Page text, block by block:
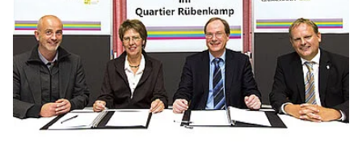
sind öffentlich gefördert. Mit einer
Gesamtinvestition von rund neun Millionen Euro
ist dies zurzeit die größte Einzelbaustelle von
Hamburgs ältester Wohnungsbaugenossenschaft.